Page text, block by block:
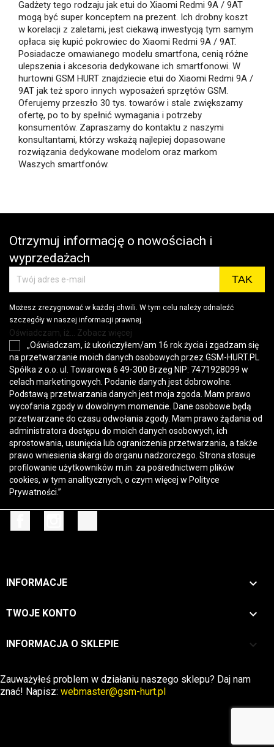
Gadżety tego rodzaju jak etui do Xiaomi Redmi 9A / 9AT
mogą być super konceptem na prezent. Ich drobny koszt
w korelacji z zaletami, jest ciekawą inwestycją tym samym
opłaca się kupić pokrowiec do Xiaomi Redmi 9A / 9AT.
Posiadacze omawianego modelu smartfona, cenią różne
ulepszenia i akcesoria dedykowane ich smartfonowi. W
hurtowni GSM HURT znajdziecie etui do Xiaomi Redmi 9A /
9AT jak też sporo innych wyposażeń sprzętów GSM.
Oferujemy przeszło 30 tys. towarów i stale zwiększamy
ofertę, po to by spełnić wymagania i potrzeby
konsumentów. Zapraszamy do kontaktu z naszymi
konsultantami, którzy wskażą najlepiej dopasowane
rozwiązania dedykowane modelom oraz markom
Waszych smartfonów.
Otrzymuj informację o nowościach i
wyprzedażach
Możesz zrezygnować w każdej chwili. W tym celu należy odnaleźć
szczegóły w naszej informacji prawnej.
Oświadczam, iż... Zobacz więcej
„Oświadczam, iż ukończyłem/am 16 rok życia i zgadzam się
na przetwarzanie moich danych osobowych przez GSM-HURT.PL
Spółka z o.o. ul. Towarowa 6 49-300 Brzeg NIP: 7471928099 w
celach marketingowych. Podanie danych jest dobrowolne.
Podstawą przetwarzania danych jest moja zgoda. Mam prawo
wycofania zgody w dowolnym momencie. Dane osobowe będą
przetwarzane do czasu odwołania zgody. Mam prawo żądania od
administratora dostępu do moich danych osobowych, ich
sprostowania, usunięcia lub ograniczenia przetwarzania, a także
prawo wniesienia skargi do organu nadzorczego. Strona stosuje
profilowanie użytkowników m.in. za pośrednictwem plików
cookies, w tym analitycznych, o czym więcej w Polityce
Prywatności.”
INFORMACJE 
TWOJE KONTO 
INFORMACJA O SKLEPIE keyboard_arrow_down
Zauważyłeś problem w działaniu naszego sklepu? Daj nam
znać! Napisz: webmaster@gsm-hurt.pl